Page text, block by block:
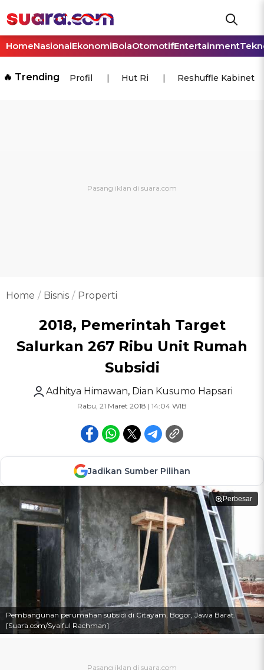
HomeNasionalEkonomiBolaOtomotifEntertainment
🔥 Trending Profil Hut Ri Reshuffle Kabinet
Home Bisnis Properti
2018, Pemerintah Target
Salurkan 267 Ribu Unit Rumah
Subsidi
Adhitya Himawan, Dian Kusumo Hapsari
Rabu, 21 Maret 2018 | 14:04 WIB
Jadikan Sumber Pilihan
Perbesar
Pembangunan perumahan subsidi di Citayam, Bogor, Jawa Barat.
[Suara.com/Syaiful Rachman]